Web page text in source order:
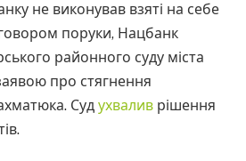
не виконував взяті на себе
поруки, Нацбанк
районного суду міста
про стягнення
Суд ухвалив рішення